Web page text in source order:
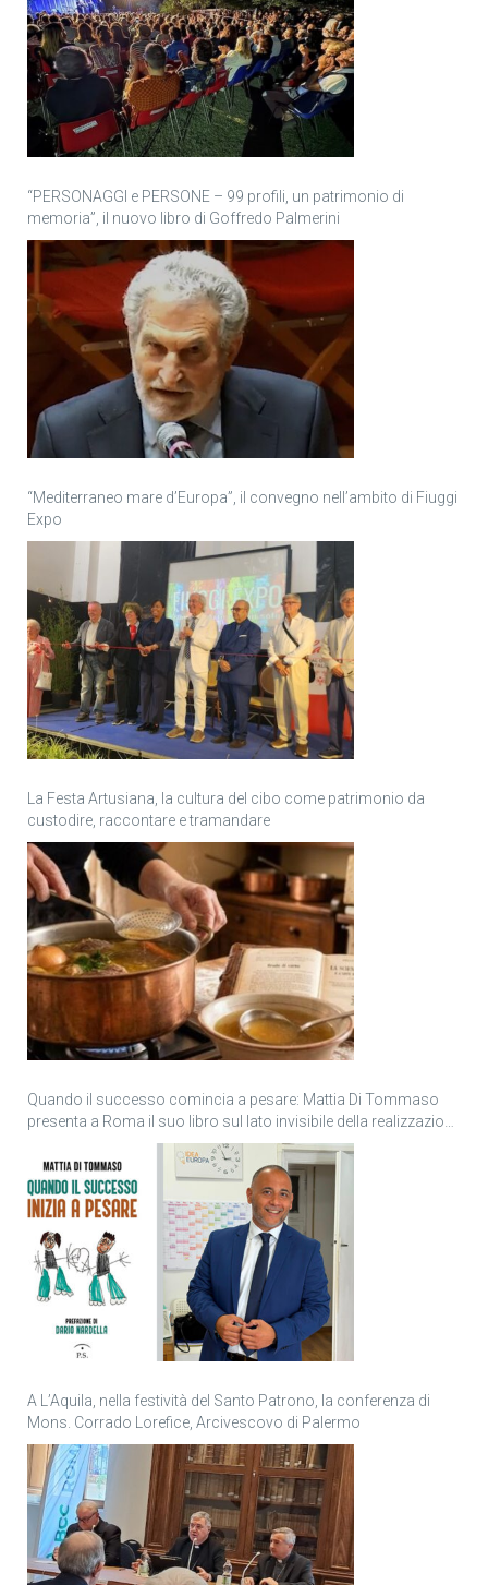
“PERSONAGGI e PERSONE – 99 profili, un patrimonio di
memoria”, il nuovo libro di Goffredo Palmerini
“Mediterraneo mare d’Europa”, il convegno nell’ambito di Fiuggi
Expo
La Festa Artusiana, la cultura del cibo come patrimonio da
custodire, raccontare e tramandare
Quando il successo comincia a pesare: Mattia Di Tommaso
presenta a Roma il suo libro sul lato invisibile della realizzazione
A L’Aquila, nella festività del Santo Patrono, la conferenza di
Mons. Corrado Lorefice, Arcivescovo di Palermo